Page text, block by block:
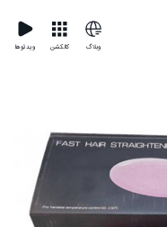
ویدئوها کالکشن وبلاگ